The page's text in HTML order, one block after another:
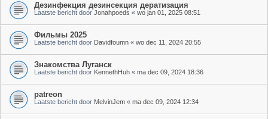
Дезинфекция дезинсекция дератизация
Laatste bericht door Jonahpoeds « wo jan 01, 2025 08:51
Фильмы 2025
Laatste bericht door Davidfoumn « wo dec 11, 2024 20:55
Знакомства Луганск
Laatste bericht door KennethHuh « ma dec 09, 2024 18:36
patreon
Laatste bericht door MelvinJem « ma dec 09, 2024 12:34